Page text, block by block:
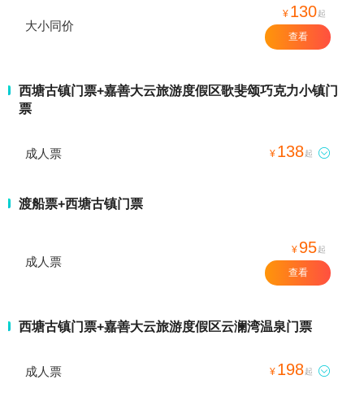
大小同价
¥ 130起
查看
西塘古镇门票+嘉善大云旅游度假区歌斐颂巧克力小镇门
票
成人票 ¥ 138起 
渡船票+西塘古镇门票
成人票
¥ 95起
查看
西塘古镇门票+嘉善大云旅游度假区云澜湾温泉门票
成人票 ¥ 198起 